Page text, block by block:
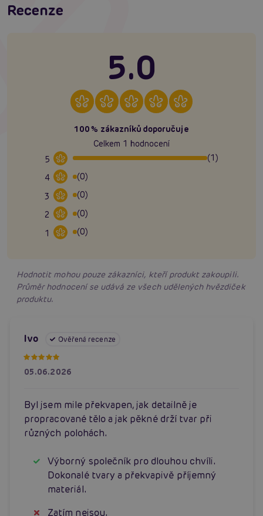
Recenze
5.0
100% zákazníků doporučuje
Celkem 1 hodnocení
5
(1)
4
(0)
3
(0)
2
(0)
1
(0)
Hodnotit mohou pouze zákazníci, kteří produkt zakoupili.
Průměr hodnocení se udává ze všech udělených hvězdiček
produktu.
Ivo Ověřená recenze
05.06.2026
Byl jsem mile překvapen, jak detailně je
propracované tělo a jak pěkné drží tvar při
různých polohách.
Výborný společník pro dlouhou chvíli.
Dokonalé tvary a překvapivě příjemný
materiál.
Zatím nejsou.